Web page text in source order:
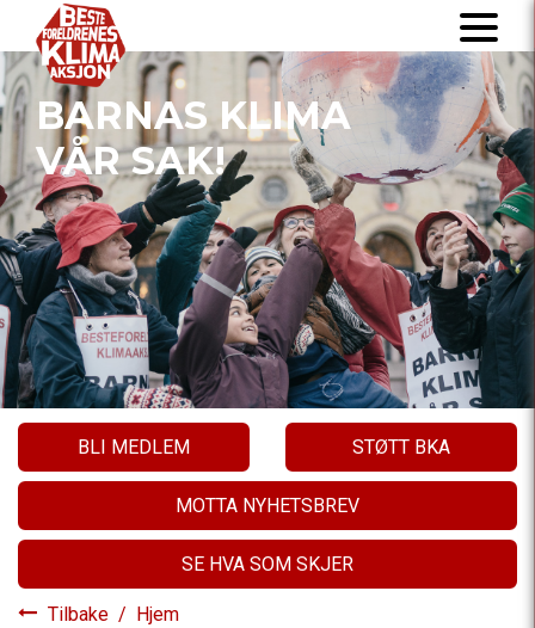
BARNAS KLIMA
VÅR SAK!
BLI MEDLEM STØTT BKA
MOTTA NYHETSBREV
SE HVA SOM SKJER
Tilbake / Hjem